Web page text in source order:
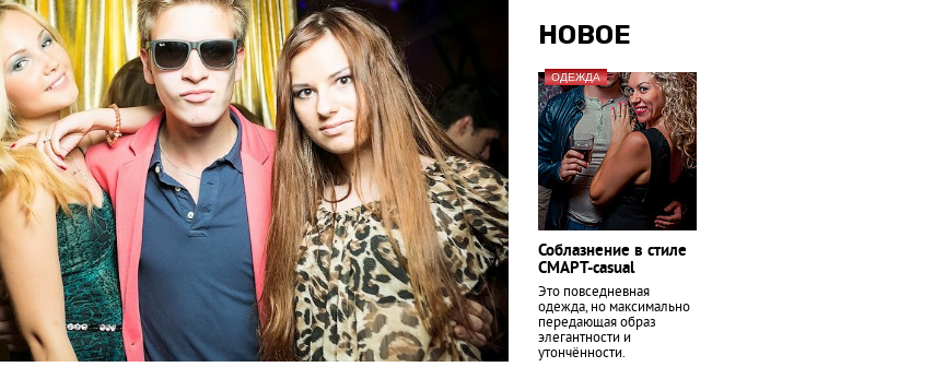
НОВОЕ
ОДЕЖДА
Соблазнение в стиле
СМАРТ-casual
Это повседневная
одежда, но максимально
передающая образ
элегантности и
утончённости.